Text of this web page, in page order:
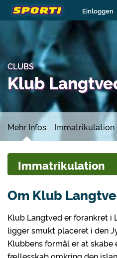
Einloggen
CLUBS
Klub
Mehr Infos Immatrikulation
Om Klub
Klub Langtved er forankret i
ligger smukt placeret i den
Klubbens formål er at
Immatrikulation